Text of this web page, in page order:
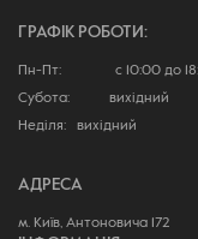
ГРАФІК РОБОТИ:
Пн-Пт: с 10:00 до
Субота: вихідний
Неділя: вихідний
АДРЕСА
м. Київ, Антоновича 172